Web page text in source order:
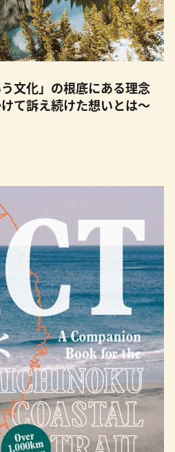
う文化」の根底にある理念
て訴え続けた想いとは～